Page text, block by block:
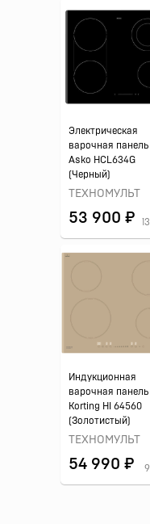
Электрическая
варочная панель
Asko HCL634G
(Черный)
ТЕХНОМУЛЬТ
53 900 ₽ 13
Индукционная
варочная панель
Korting HI 64560
(Золотистый)
ТЕХНОМУЛЬТ
54 990 ₽ 9